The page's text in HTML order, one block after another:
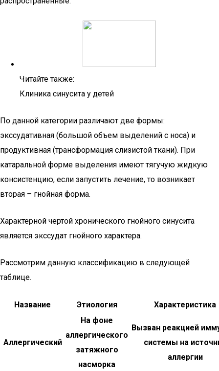
Читайте также:
Клиника синусита у детей
По данной категории различают две формы:
экссудативная (большой объем выделений с носа) и
продуктивная (трансформация слизистой ткани). При
катаральной форме выделения имеют тягучую жидкую
консистенцию, если запустить лечение, то возникает
вторая – гнойная форма.
Характерной чертой хронического гнойного синусита
является экссудат гнойного характера.
Рассмотрим данную классификацию в следующей
таблице.
Название Этиология Характеристика
Аллергический
На фоне
аллергического
затяжного
насморка
Вызван реакцией
системы на
аллергии